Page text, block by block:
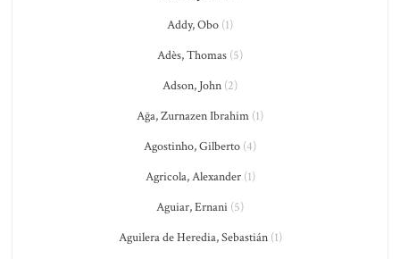
Addy, Obo (1)
Adès, Thomas (5)
Adson, John (2)
Ağa, Zurnazen Ibrahim (1)
Agostinho, Gilberto (4)
Agricola, Alexander(1)
Aguiar, Ernani (5)
Aguilera de Heredia, Sebastián(1)